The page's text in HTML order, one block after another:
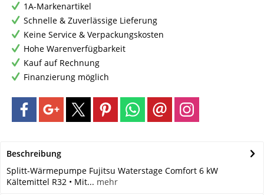
1A-Markenartikel
Schnelle & Zuverlässige Lieferung
Keine Service & Verpackungskosten
Hohe Warenverfügbarkeit
Kauf auf Rechnung
Finanzierung möglich
Beschreibung
Splitt-Wärmepumpe Fujitsu Waterstage Comfort 6 kW
Kältemittel R32 • Mit... mehr